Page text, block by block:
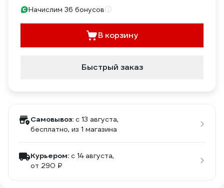
Начислим 36 бонусов
В корзину
Быстрый заказ
Самовывоз: c 13 августа,
бесплатно, из 1 магазина
Курьером: c 14 августа,
от 290 ₽